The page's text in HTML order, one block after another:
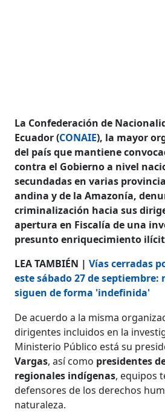
La Confederación de
Ecuador (CONAIE), la mayor
del país que mantiene
contra el Gobierno a nivel
secundadas en varias
andina y de la Amazonía,
criminalización hacia sus
apertura en Fiscalía de una
presunto enriquecimiento
LEA TAMBIÉN |Vías cerradas
este sábado 27 de
siguen de forma 'indefinida'
De acuerdo a la misma
dirigentes incluidos en la
Ministerio Público está su
Vargas, así como presidentes
regionales indígenas, equipos
defensores de los derechos
naturaleza.